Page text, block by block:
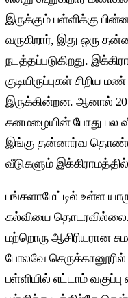
இருக்கும் பள்ளிக்கு
வருகிறார், இது ஒரு
நடத்தப்படுகிறது.
குடியிருப்புகள் சிறிய
இருக்கின்றன. ஆனால்
கனமழையின் போது பல
இங்கு தன்னார்வ
வீடுகளும்
பங்களாமேட்டில் உள்ள
கல்வியை தொடரவில்லை.
மற்றொரு ஆசிரியரான
போலவே
பள்ளியில் எட்டாம்